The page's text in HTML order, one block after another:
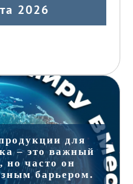
2026
для
– это важный
но часто он
барьером.